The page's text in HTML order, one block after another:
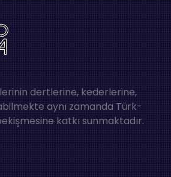
dertlerine, kederlerine,
aynı zamanda Türk-
katkı sunmaktadır.